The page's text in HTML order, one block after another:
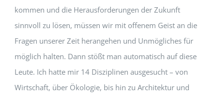
kommen und die Herausforderungen der Zukunft
sinnvoll zu lösen, müssen wir mit offenem Geist an die
Fragen unserer Zeit herangehen und Unmögliches für
möglich halten. Dann stößt man automatisch auf diese
Leute. Ich hatte mir 14 Disziplinen ausgesucht – von
Wirtschaft, über Ökologie, bis hin zu Architektur und